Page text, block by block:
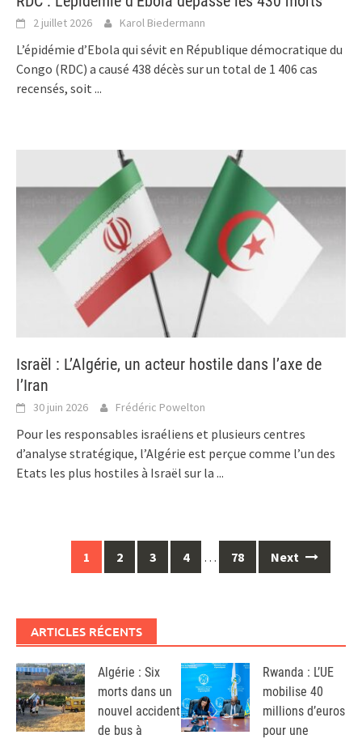
2 juillet 2026 Karol Biedermann
L’épidémie d’Ebola qui sévit en République démocratique du
Congo (RDC) a causé 438 décès sur un total de 1 406 cas
recensés, soit ...
Israël : L’Algérie, un acteur hostile dans l’axe de
l’Iran
30 juin 2026 Frédéric Powelton
Pour les responsables israéliens et plusieurs centres
d’analyse stratégique, l’Algérie est perçue comme l’un des
Etats les plus hostiles à Israël sur la ...
navigation
1 2 3 4 … 78 Next
ARTICLES RÉCENTS
Algérie : Six
morts dans un
nouvel accident
de bus à
Rwanda : L’UE
mobilise 40
millions d’euros
pour une